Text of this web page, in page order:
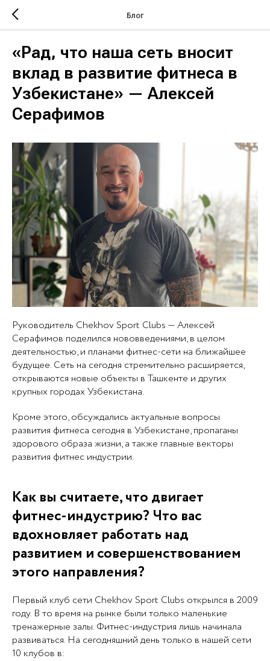
Блог
«Рад, что наша сеть вносит
вклад в развитие фитнеса в
Узбекистане» — Алексей
Серафимов
Руководитель Chekhov Sport Clubs — Алексей
Серафимов поделился нововведениями, в целом
деятельностью, и планами фитнес-сети на ближайшее
будущее. Сеть на сегодня стремительно расширяется,
открываются новые объекты в Ташкенте и других
крупных городах Узбекистана.
Кроме этого, обсуждались актуальные вопросы
развития фитнеса сегодня в Узбекистане, пропаганы
здорового образа жизни, а также главные векторы
развития фитнес индустрии.
Как вы считаете, что двигает
фитнес-индустрию? Что вас
вдохновляет работать над
развитием и совершенствованием
этого направления?
Первый клуб сети Chekhov Sport Clubs открылся в 2009
году. В то время на рынке были только маленькие
тренажерные залы. Фитнес-индустрия лишь начинала
развиваться. На сегодняшний день только в нашей сети
10 клубов в: